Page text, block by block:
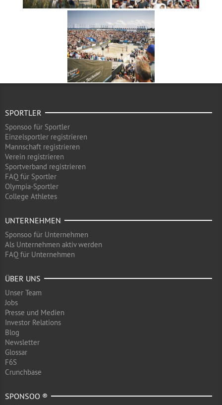
SPORTLER
Sponsoo für Sportler
Einzelsportler registrieren
Mannschaft registrieren
Verein registrieren
Sportverband registrieren
FAQ für Sportler
Olympia-Sportler
College Athletes
UNTERNEHMEN
Sponsoo für Unternehmen
Als Unternehmen aktiv werden
FAQ für Unternehmen
ÜBER UNS
Unser Team
Jobs
Presse und Medien
Investor Relations
Blog
Newsletter
Glossar
F6S
Crunchbase
SPONSOO ®